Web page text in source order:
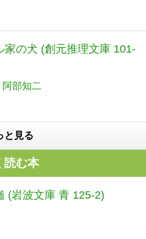
家の犬 (創元推理文庫 101-
阿部知二
と見る
読む本
(岩波文庫 青 125-2)